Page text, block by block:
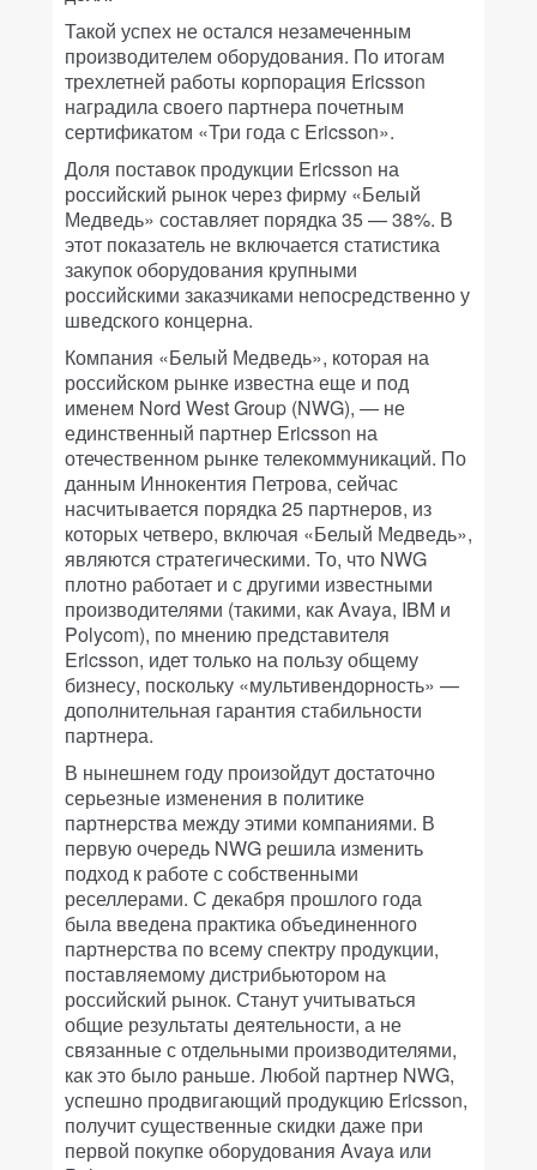
Такой успех не остался незамеченным
производителем оборудования. По итогам
трехлетней работы корпорация Ericsson
наградила своего партнера почетным
сертификатом «Три года с Ericsson».
Доля поставок продукции Ericsson на
российский рынок через фирму «Белый
Медведь» составляет порядка 35 — 38%. В
этот показатель не включается статистика
закупок оборудования крупными
российскими заказчиками непосредственно у
шведского концерна.
Компания «Белый Медведь», которая на
российском рынке известна еще и под
именем Nord West Group (NWG), — не
единственный партнер Ericsson на
отечественном рынке телекоммуникаций. По
данным Иннокентия Петрова, сейчас
насчитывается порядка 25 партнеров, из
которых четверо, включая «Белый Медведь»,
являются стратегическими. То, что NWG
плотно работает и с другими известными
производителями (такими, как Avaya, IBM и
Polycom), по мнению представителя
Ericsson, идет только на пользу общему
бизнесу, поскольку «мультивендорность» —
дополнительная гарантия стабильности
партнера.
В нынешнем году произойдут достаточно
серьезные изменения в политике
партнерства между этими компаниями. В
первую очередь NWG решила изменить
подход к работе с собственными
реселлерами. С декабря прошлого года
была введена практика объединенного
партнерства по всему спектру продукции,
поставляемому дистрибьютором на
российский рынок. Станут учитываться
общие результаты деятельности, а не
связанные с отдельными производителями,
как это было раньше. Любой партнер NWG,
успешно продвигающий продукцию Ericsson,
получит существенные скидки даже при
первой покупке оборудования Avaya или